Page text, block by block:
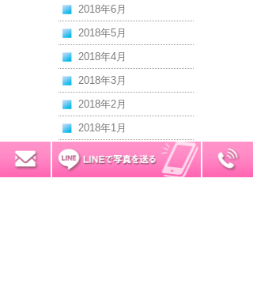
2018年6月
2018年5月
2018年4月
2018年3月
2018年2月
2018年1月
2017年12月
2017年11月
無料お見積り 0120-7034-32